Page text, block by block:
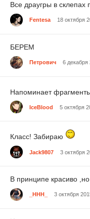
Все драугры в склепах
Fentesa 18 октября
БЕРЕМ
Петрович 6 декабря
Напоминает
IceBlood 5 октября
Класс! Забираю
Jack9807 3 октября
В принципе красиво
_HHH_ 3 октября